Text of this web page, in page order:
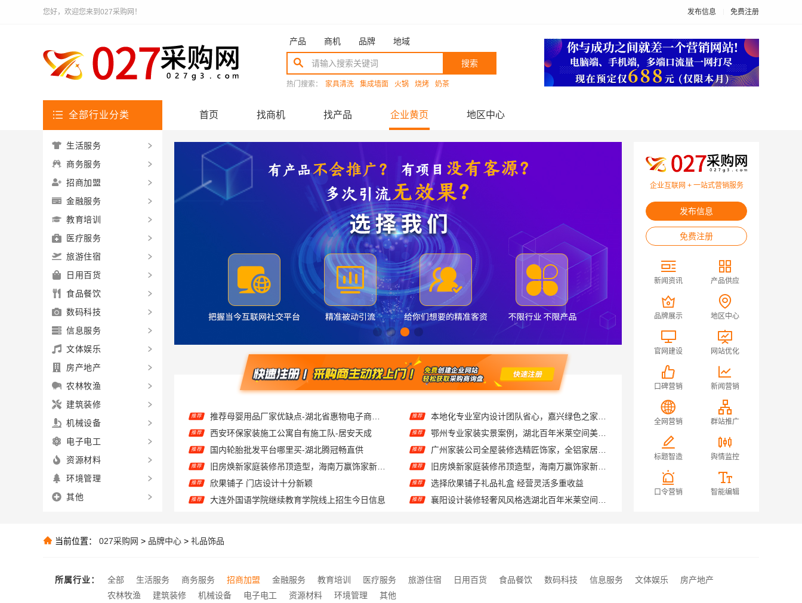
您好，欢迎您来到027采购网！ 发布信息 免费注册
产品 商机 品牌 地域
搜索
热门搜索： 家具清洗 集成墙面 火锅 烧烤 奶茶
全部行业分类 首页 找商机 找产品 企业黄页 地区中心
推荐 西安环保家装施工公寓自有施工队-居安天成
推荐 国内轮胎批发平台哪里买-湖北腾冠畅直供
推荐
推荐 欣果铺子 门店设计十分新颖
推荐 大连外国语学院继续教育学院线上招生今日信息
推荐 大连MBA辅导班谁家专业-社科赛斯
推荐 正规装饰公司工艺_南通宏域全宅装饰建材
推荐 鄂州专业家装实景案例，湖北百年米莱空间美学装饰材料有限公司
推荐 广州家装公司全屋装修选精匠饰家，全铝家居环保零甲醛
推荐 旧房焕新家庭装修吊顶造型，海南万赢饰家新型建筑材料有限公司美学设计
推荐 选择欣果铺子礼品礼盒 经营灵活多重收益
推荐
推荐 优秀全包装修施工，云南至高新型建材有限公司标准化团队全程管控
企业互联网 + 一站式营销服务
发布信息
免费注册
新闻资讯 产品供应
品牌展示 地区中心
官网建设 网站优化
口碑营销 新闻营销
全网营销 群站推广
标题智造 舆情监控
口令营销 智能编辑
生活服务
商务服务
招商加盟
金融服务
教育培训
医疗服务
旅游住宿
日用百货
食品餐饮
数码科技
信息服务
文体娱乐
房产地产
农林牧渔
建筑装修
机械设备
电子电工
资源材料
环境管理
其他
当前位置： 027采购网 > 品牌中心 > 礼品饰品
所属行业： 全部 生活服务 商务服务 招商加盟 金融服务 教育培训 医疗服务 旅游住宿 日用百货 食品餐饮 数码科技 信息服务 文体娱乐
房产地产
农林牧渔
建筑装修 机械设备 电子电工 资源材料 环境管理 其他